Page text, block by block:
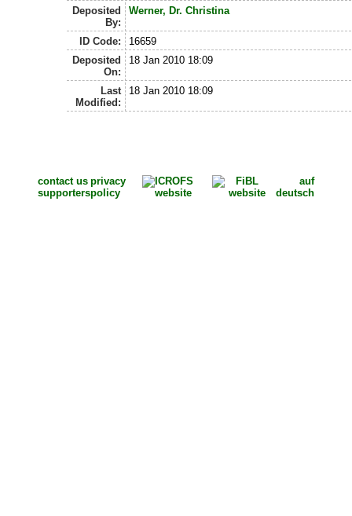
Deposited
By:
Werner, Dr. Christina
ID Code:
16659
Deposited
On:
18 Jan 2010 18:09
Last
Modified:
18 Jan 2010 18:09
contact us
supporters
privacy
policy
auf
deutsch